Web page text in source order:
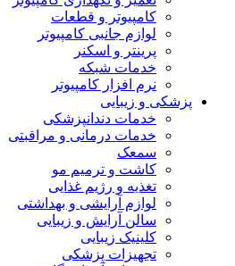
کامپیوتر و قطعات
لوازم جانبی کامپیوتر
پرینتر و اسکنر
خدمات شبکه
نرم افزار کامپیوتر
پزشکی و زیبایی
خدمات دندانپزشکی
خدمات درمانی و مراقبتی
سمعک
کاشت و ترمیم مو
تغذیه و رژیم غذایی
لوازم آرایشی و بهداشتی
سالن آرایش و زیبایی
کلینیک زیبایی
تجهیزات پزشکی